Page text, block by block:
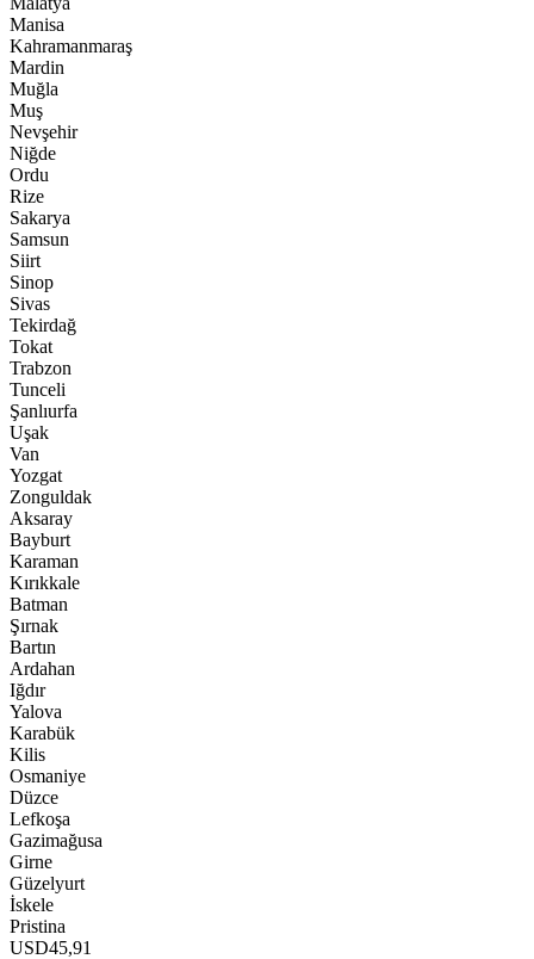
Manisa
Kahramanmaraş
Mardin
Muğla
Muş
Nevşehir
Niğde
Ordu
Rize
Sakarya
Samsun
Siirt
Sinop
Sivas
Tekirdağ
Tokat
Trabzon
Tunceli
Şanlıurfa
Uşak
Van
Yozgat
Zonguldak
Aksaray
Bayburt
Karaman
Kırıkkale
Batman
Şırnak
Bartın
Ardahan
Iğdır
Yalova
Karabük
Kilis
Osmaniye
Düzce
Lefkoşa
Gazimağusa
Girne
Güzelyurt
İskele
Pristina
USD45,91